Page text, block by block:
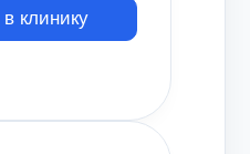
клинику